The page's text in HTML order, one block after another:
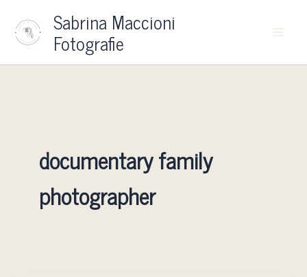
contenuto
Sabrina Maccioni
Fotografie
documentary family
photographer